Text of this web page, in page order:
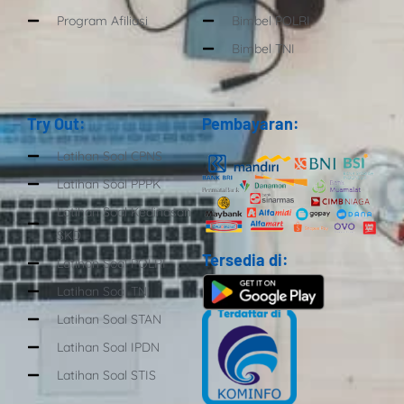
Program Afiliasi
Bimbel POLRI
Bimbel TNI
Try Out:
Latihan Soal CPNS
Latihan Soal PPPK
Latihan Soal Kedinasan
SKD
Latihan Soal POLRI
Latihan Soal TNI
Latihan Soal STAN
Latihan Soal IPDN
Latihan Soal STIS
Pembayaran:
Tersedia di: